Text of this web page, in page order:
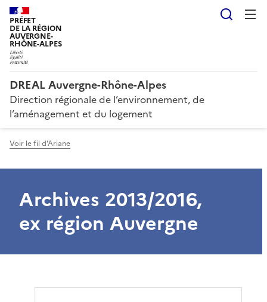
PRÉFET
DE LA RÉGION
AUVERGNE-
RHÔNE-ALPES
DREAL Auvergne-Rhône-Alpes
Direction régionale de l’environnement, de
l’aménagement et du logement
Voir le fil d'Ariane
Archives 2013/2016,
ex région Auvergne